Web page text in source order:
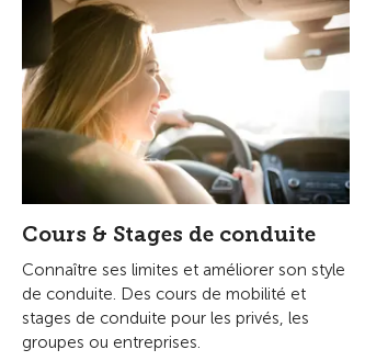
Cours & Stages de conduite
Connaître ses limites et améliorer son style
de conduite. Des cours de mobilité et
stages de conduite pour les privés, les
groupes ou entreprises.